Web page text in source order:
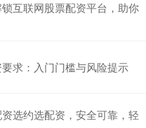
互联网股票配资平台，助你
求：入门门槛与风险提示
选约选配资，安全可靠，轻